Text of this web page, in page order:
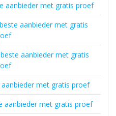
aanbieder met gratis proef
aanbieder met gratis
aanbieder met gratis
met gratis proef
aanbieder met gratis proef